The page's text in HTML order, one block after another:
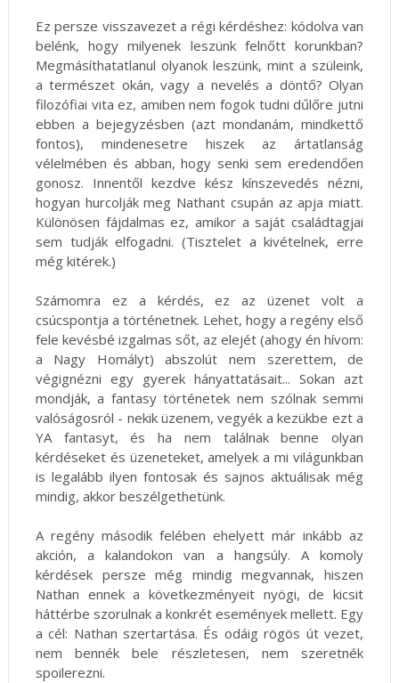
Ez persze visszavezet a régi kérdéshez: kódolva van
belénk, hogy milyenek leszünk felnőtt korunkban?
Megmásíthatatlanul olyanok leszünk, mint a szüleink,
a természet okán, vagy a nevelés a döntő? Olyan
filozófiai vita ez, amiben nem fogok tudni dűlőre jutni
ebben a bejegyzésben (azt mondanám, mindkettő
fontos), mindenesetre hiszek az ártatlanság
vélelmében és abban, hogy senki sem eredendően
gonosz. Innentől kezdve kész kínszevedés nézni,
hogyan hurcolják meg Nathant csupán az apja miatt.
Különösen fájdalmas ez, amikor a saját családtagjai
sem tudják elfogadni. (Tisztelet a kivételnek, erre
még kitérek.)
Számomra ez a kérdés, ez az üzenet volt a
csúcspontja a történetnek. Lehet, hogy a regény első
fele kevésbé izgalmas sőt, az elejét (ahogy én hívom:
a Nagy Homályt) abszolút nem szerettem, de
végignézni egy gyerek hányattatásait... Sokan azt
mondják, a fantasy történetek nem szólnak semmi
valóságosról - nekik üzenem, vegyék a kezükbe ezt a
YA fantasyt, és ha nem találnak benne olyan
kérdéseket és üzeneteket, amelyek a mi világunkban
is legalább ilyen fontosak és sajnos aktuálisak még
mindig, akkor beszélgethetünk.
A regény második felében ehelyett már inkább az
akción, a kalandokon van a hangsúly. A komoly
kérdések persze még mindig megvannak, hiszen
Nathan ennek a következményeit nyögi, de kicsit
háttérbe szorulnak a konkrét események mellett. Egy
a cél: Nathan szertartása. És odáig rögös út vezet,
nem bennék bele részletesen, nem szeretnék
spoilerezni.